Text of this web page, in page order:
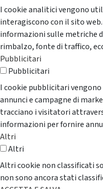
I cookie analitici vengono
interagiscono con il sito
informazioni sulle metriche
rimbalzo, fonte di traffico,
Pubblicitari
Pubblicitari
I cookie pubblicitari
annunci e campagne di
tracciano i visitatori
informazioni per fornire
Altri
Altri
Altri cookie non classificati
non sono ancora stati